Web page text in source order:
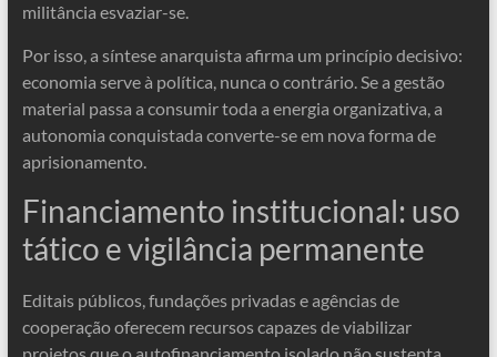
militância esvaziar-se.
Por isso, a síntese anarquista afirma um princípio decisivo:
economia serve à política, nunca o contrário. Se a gestão
material passa a consumir toda a energia organizativa, a
autonomia conquistada converte-se em nova forma de
aprisionamento.
Financiamento institucional: uso
tático e vigilância permanente
Editais públicos, fundações privadas e agências de
cooperação oferecem recursos capazes de viabilizar